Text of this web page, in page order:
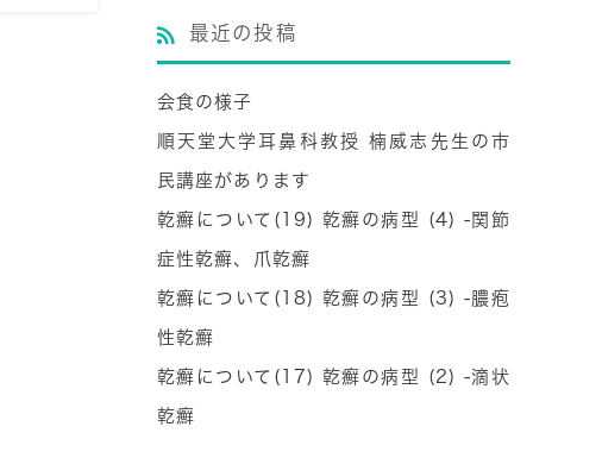
最近の投稿
会食の様子
順天堂大学耳鼻科教授 楠威志先生の市
民講座があります
乾癬について(19) 乾癬の病型 (4) -関節
症性乾癬、爪乾癬
乾癬について(18) 乾癬の病型 (3) -膿疱
性乾癬
乾癬について(17) 乾癬の病型 (2) -滴状
乾癬